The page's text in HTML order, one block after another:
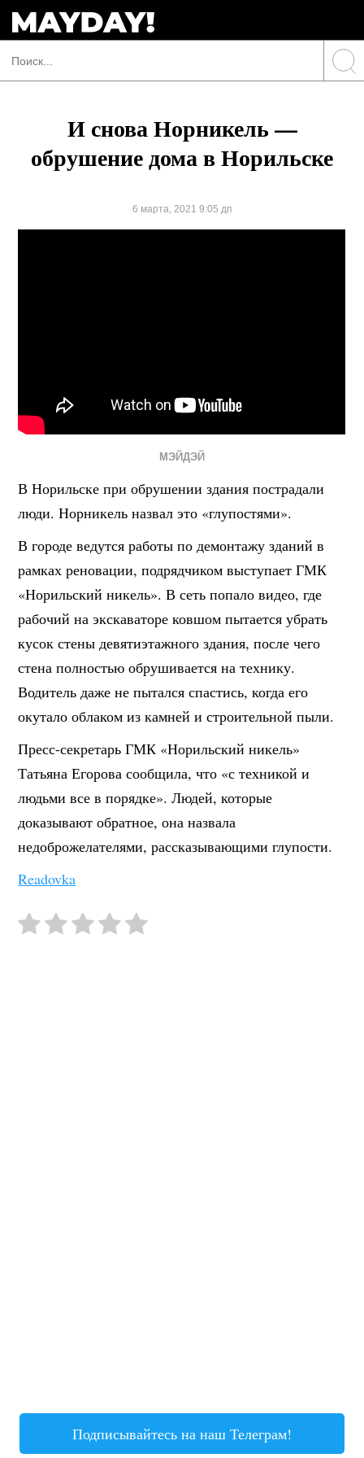
И снова Норникель —
обрушение дома в Норильске
6 марта, 2021 9:05 дп
МЭЙДЭЙ
В Норильске при обрушении здания пострадали
люди. Норникель назвал это «глупостями».
В городе ведутся работы по демонтажу зданий в
рамках реновации, подрядчиком выступает ГМК
«Норильский никель». В сеть попало видео, где
рабочий на экскаваторе ковшом пытается убрать
кусок стены девятиэтажного здания, после чего
стена полностью обрушивается на технику.
Водитель даже не пытался спастись, когда его
окутало облаком из камней и строительной пыли.
Пресс-секретарь ГМК «Норильский никель»
Татьяна Егорова сообщила, что «с техникой и
людьми все в порядке». Людей, которые
доказывают обратное, она назвала
недоброжелателями, рассказывающими глупости.
Readovka
Подписывайтесь на наш Телеграм!